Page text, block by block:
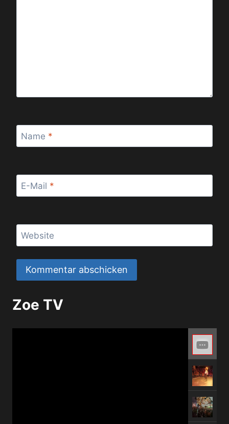
Name *
E-Mail *
Website
Zoe TV